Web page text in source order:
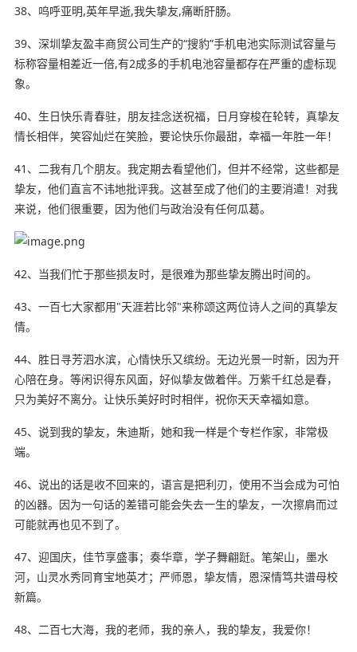
38、呜呼亚明,英年早逝,我失挚友,痛断肝肠。
39、深圳挚友盈丰商贸公司生产的“搜豹”手机电池实际测试容量与
标称容量相差近一倍,有2成多的手机电池容量都存在严重的虚标现
象。
40、生日快乐青春驻，朋友挂念送祝福，日月穿梭在轮转，真挚友
情长相伴，笑容灿烂在笑脸，要论快乐你最甜，幸福一年胜一年！
41、二我有几个朋友。我定期去看望他们，但并不经常，这些都是
挚友，他们直言不讳地批评我。这甚至成了他们的主要消遣！对我
来说，他们很重要，因为他们与政治没有任何瓜葛。
42、当我们忙于那些损友时，是很难为那些挚友腾出时间的。
43、一百七大家都用"天涯若比邻"来称颂这两位诗人之间的真挚友
情。
44、胜日寻芳泗水滨，心情快乐又缤纷。无边光景一时新，因为开
心陪在身。等闲识得东风面，好似挚友做着伴。万紫千红总是春，
只为美好不离分。让快乐美好时时相伴，祝你天天幸福如意。
45、说到我的挚友，朱迪斯，她和我一样是个专栏作家，非常极
端。
46、说出的话是收不回来的，语言是把利刃，使用不当会成为可怕
的凶器。因为一句话的差错可能会失去一生的挚友，一次擦肩而过
可能就再也见不到了。
47、迎国庆，佳节享盛事；奏华章，学子舞翩跹。笔架山，墨水
河，山灵水秀同育宝地英才；严师恩，挚友情，恩深情笃共谱母校
新篇。
48、二百七大海，我的老师，我的亲人，我的挚友，我爱你！